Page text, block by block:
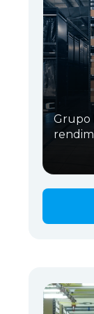
Grupo